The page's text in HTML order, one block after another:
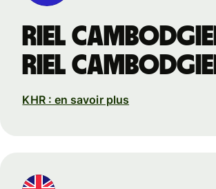
riel
riel
KHR : en savoir plus